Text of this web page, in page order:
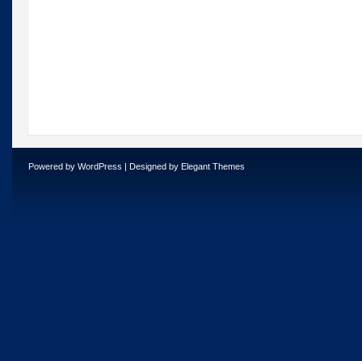
Powered by WordPress | Designed by Elegant Themes